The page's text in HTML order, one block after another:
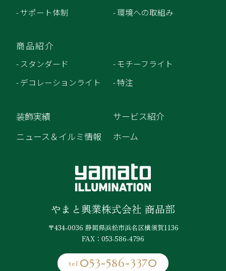
やまと興業株式会社 商品部
〒434-0036 静岡県浜松市浜名区横須賀1136
FAX：053-586-4796
tel 053-586-3370
- サポート体制
- 環境への取組み
商品紹介
- スタンダード
- モチーフライト
- デコレーションライト
- 特注
装飾実績
サービス紹介
ニュース＆イルミ情報
ホーム